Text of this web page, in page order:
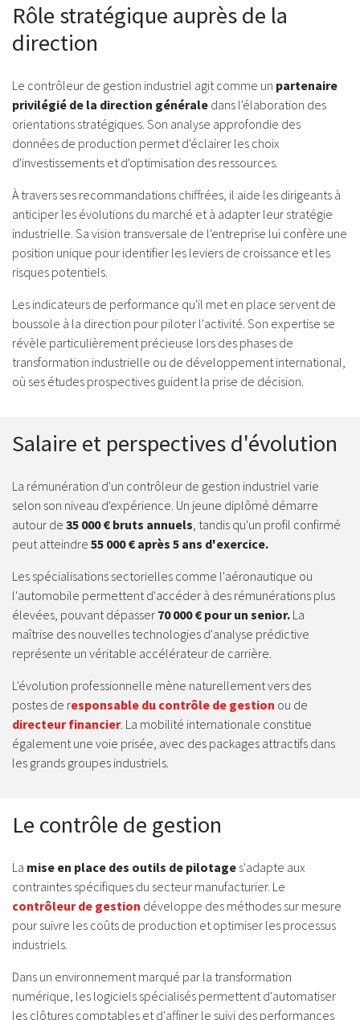
Rôle stratégique auprès de la
direction
Le contrôleur de gestion industriel agit comme un partenaire
privilégié de la direction générale dans l'élaboration des
orientations stratégiques. Son analyse approfondie des
données de production permet d'éclairer les choix
d'investissements et d'optimisation des ressources.
À travers ses recommandations chiffrées, il aide les dirigeants à
anticiper les évolutions du marché et à adapter leur stratégie
industrielle. Sa vision transversale de l'entreprise lui confère une
position unique pour identifier les leviers de croissance et les
risques potentiels.
Les indicateurs de performance qu'il met en place servent de
boussole à la direction pour piloter l'activité. Son expertise se
révèle particulièrement précieuse lors des phases de
transformation industrielle ou de développement international,
où ses études prospectives guident la prise de décision.
Salaire et perspectives d'évolution
La rémunération d'un contrôleur de gestion industriel varie
selon son niveau d'expérience. Un jeune diplômé démarre
autour de 35 000 € bruts annuels, tandis qu'un profil confirmé
peut atteindre 55 000 € après 5 ans d'exercice.
Les spécialisations sectorielles comme l'aéronautique ou
l'automobile permettent d'accéder à des rémunérations plus
élevées, pouvant dépasser 70 000 € pour un senior. La
maîtrise des nouvelles technologies d'analyse prédictive
représente un véritable accélérateur de carrière.
L'évolution professionnelle mène naturellement vers des
postes de responsable du contrôle de gestion ou de
directeur financier. La mobilité internationale constitue
également une voie prisée, avec des packages attractifs dans
les grands groupes industriels.
Le contrôle de gestion
La mise en place des outils de pilotage s'adapte aux
contraintes spécifiques du secteur manufacturier. Le
contrôleur de gestion développe des méthodes sur mesure
pour suivre les coûts de production et optimiser les processus
industriels.
Dans un environnement marqué par la transformation
numérique, les logiciels spécialisés permettent d'automatiser
les clôtures comptables et d'affiner le suivi des performances